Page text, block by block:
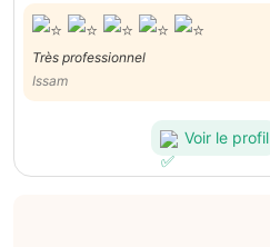
Très professionnel
Issam
Voir le profil